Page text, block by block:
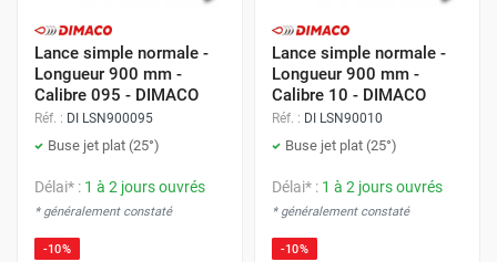
Lance simple normale -
Longueur 900 mm -
Calibre 095 - DIMACO
Réf. : DI LSN900095
Buse jet plat (25°)
Délai* : 1 à 2 jours ouvrés
* généralement constaté
-10%
Lance simple normale -
Longueur 900 mm -
Calibre 10 - DIMACO
Réf. : DI LSN90010
Buse jet plat (25°)
Délai* : 1 à 2 jours ouvrés
* généralement constaté
-10%